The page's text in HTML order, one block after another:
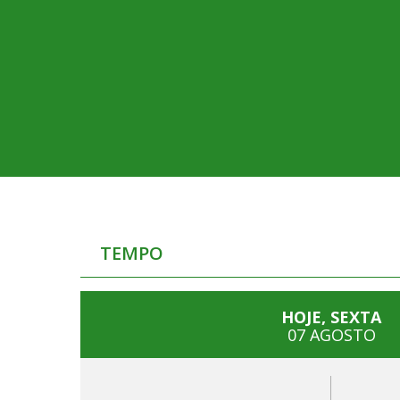
TEMPO
HOJE, SEXTA
07 AGOSTO